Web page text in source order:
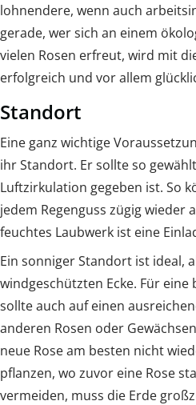
lohnendere, wenn auch
gerade, wer sich an einem
vielen Rosen erfreut, wird mit
erfolgreich und vor allem
Standort
Eine ganz wichtige
ihr Standort. Er sollte so
Luftzirkulation gegeben ist. So
jedem Regenguss zügig wieder
feuchtes Laubwerk ist eine
Ein sonniger Standort ist ideal,
windgeschützten Ecke. Für
sollte auch auf einen
anderen Rosen oder
neue Rose am besten nicht
pflanzen, wo zuvor eine Rose
vermeiden, muss die Erde